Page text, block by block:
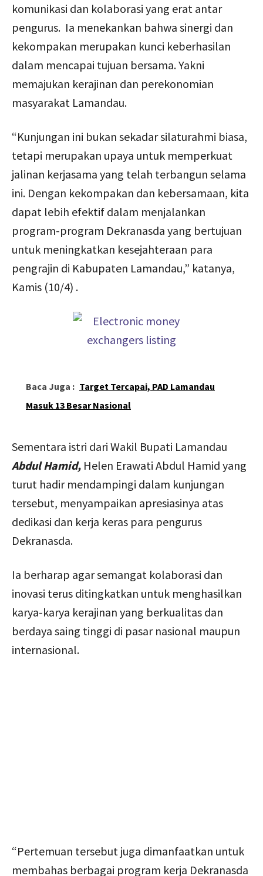
komunikasi dan kolaborasi yang erat antar
pengurus. Ia menekankan bahwa sinergi dan
kekompakan merupakan kunci keberhasilan
dalam mencapai tujuan bersama. Yakni
memajukan kerajinan dan perekonomian
masyarakat Lamandau.
“Kunjungan ini bukan sekadar silaturahmi biasa,
tetapi merupakan upaya untuk memperkuat
jalinan kerjasama yang telah terbangun selama
ini. Dengan kekompakan dan kebersamaan, kita
dapat lebih efektif dalam menjalankan
program-program Dekranasda yang bertujuan
untuk meningkatkan kesejahteraan para
pengrajin di Kabupaten Lamandau,” katanya,
Kamis (10/4) .
Baca Juga : Target Tercapai, PAD Lamandau
Masuk 13 Besar Nasional
Sementara istri dari Wakil Bupati Lamandau
Abdul Hamid, Helen Erawati Abdul Hamid yang
turut hadir mendampingi dalam kunjungan
tersebut, menyampaikan apresiasinya atas
dedikasi dan kerja keras para pengurus
Dekranasda.
Ia berharap agar semangat kolaborasi dan
inovasi terus ditingkatkan untuk menghasilkan
karya-karya kerajinan yang berkualitas dan
berdaya saing tinggi di pasar nasional maupun
internasional.
“Pertemuan tersebut juga dimanfaatkan untuk
membahas berbagai program kerja Dekranasda